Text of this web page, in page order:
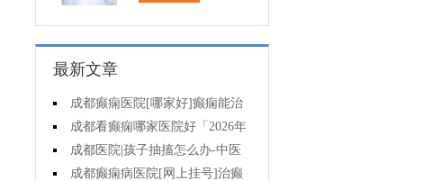
最新文章
成都癫痫医院[哪家好]癫痫能治
疗好吗?
成都看癫痫哪家医院好「2026年
度公布」癫痫病人的食谱应该怎么
安排?
成都医院|孩子抽搐怎么办-中医
治疗抽搐偏方是什么?
成都癫痫病医院[网上挂号]治癫